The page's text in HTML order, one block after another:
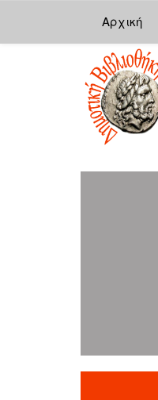
Αρχική